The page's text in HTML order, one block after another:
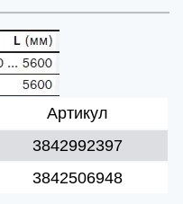
Артикул
3842992397
3842506948